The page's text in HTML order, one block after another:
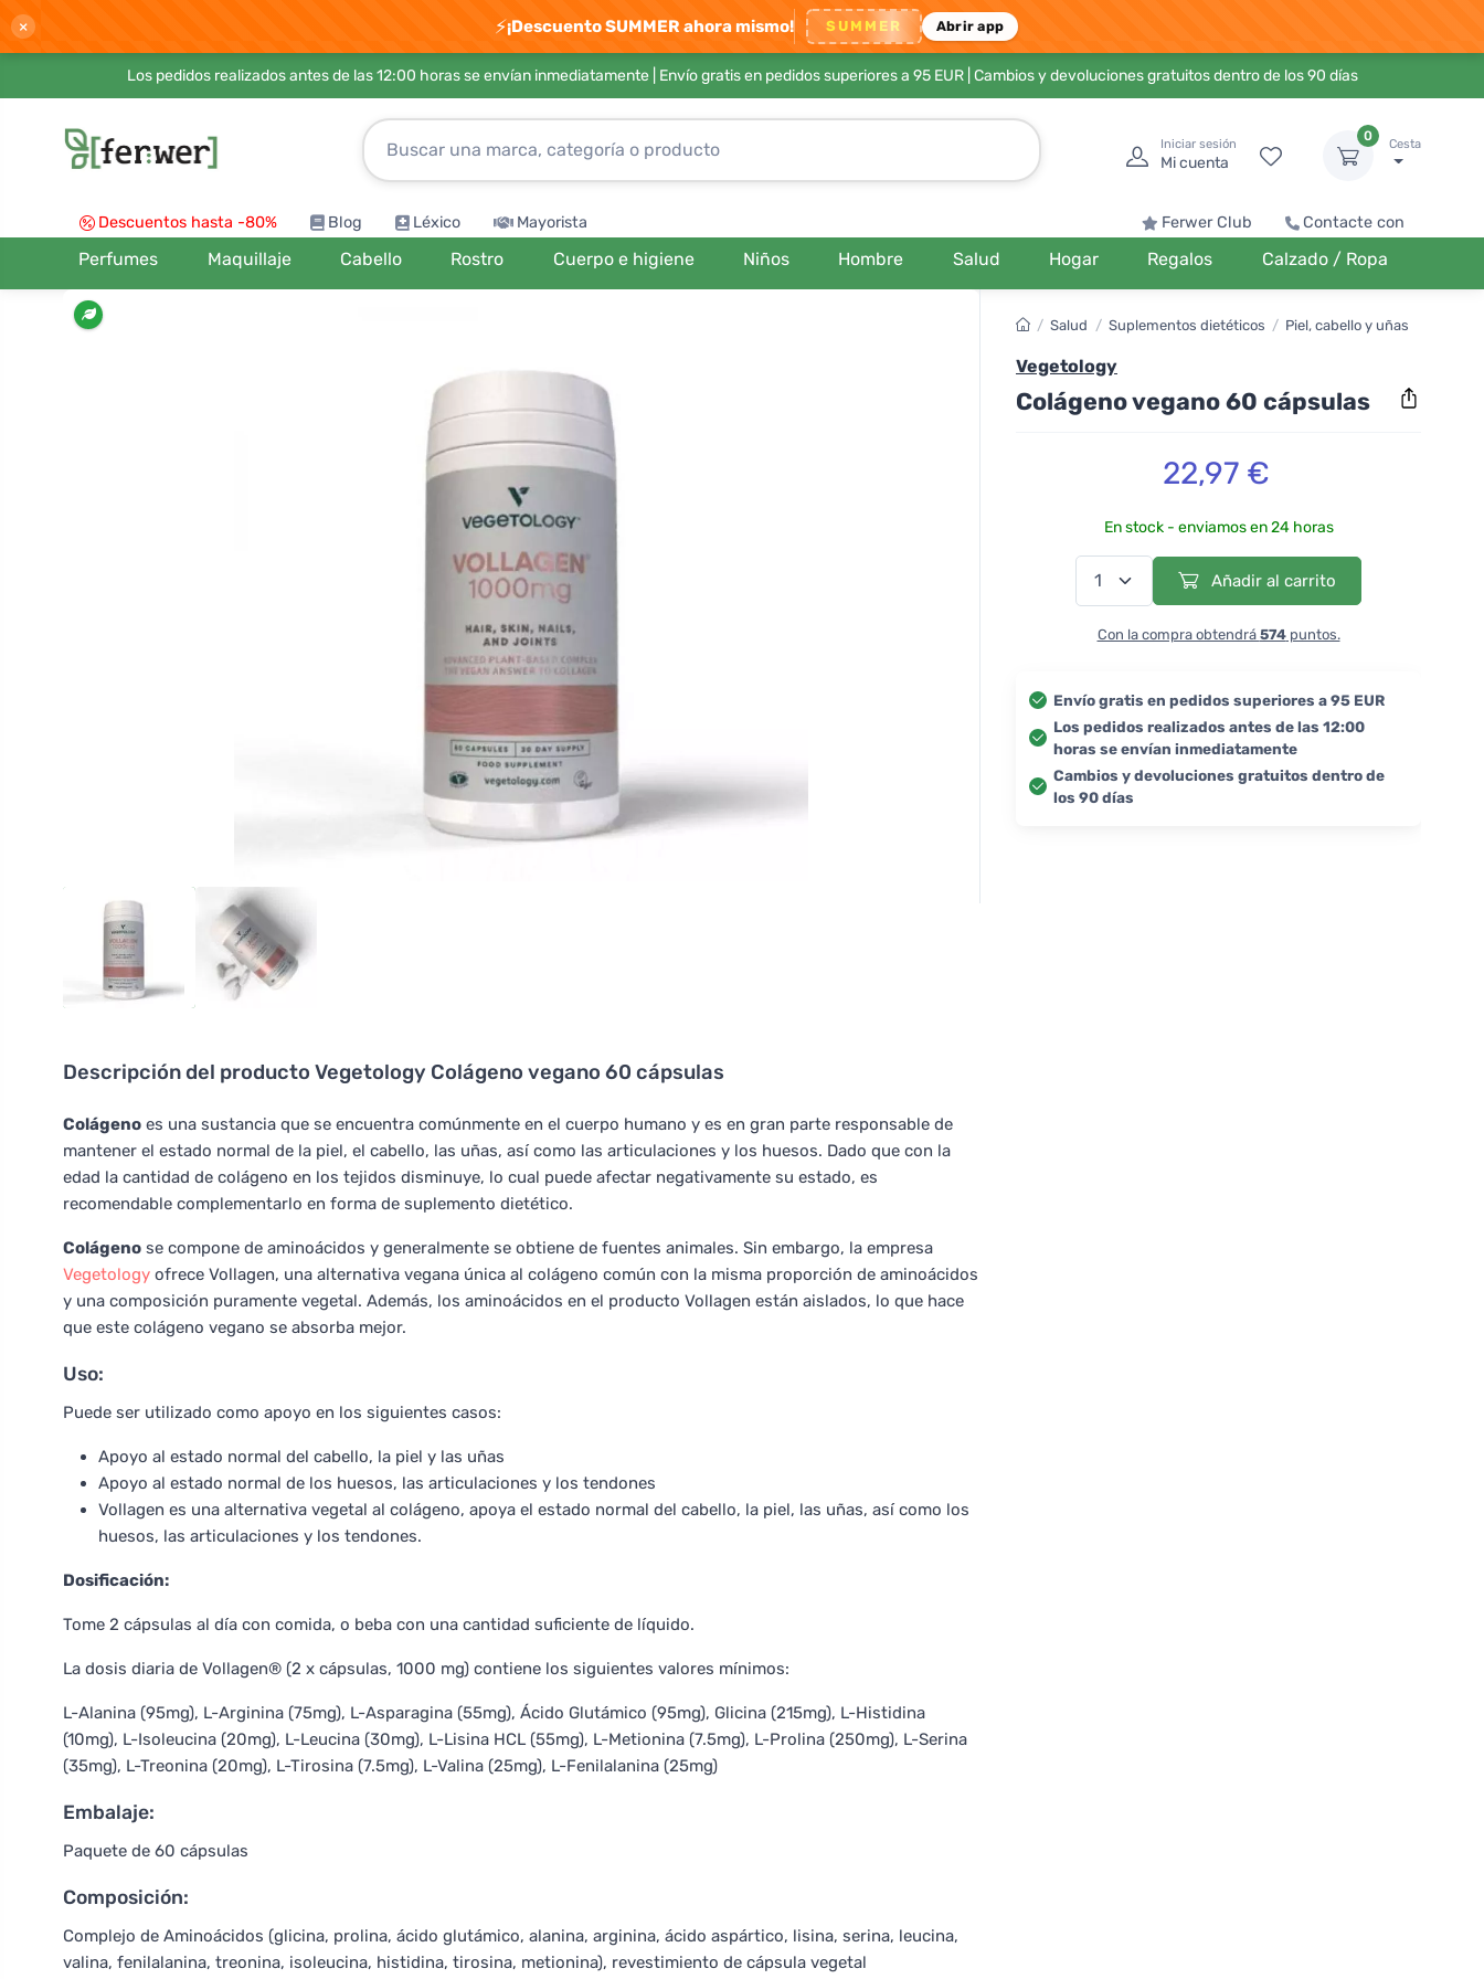
× ⚡¡Descuento SUMMER ahora mismo! SUMMER Abrir app
Los pedidos realizados antes de las 12:00 horas se envían inmediatamente | Envío gratis en pedidos superiores a 95 EUR| Cambios y devoluciones gratuitos dentro de los 90 días
Iniciar sesión
Mi cuenta
0
Cesta
Descuentos hasta -80% Blog Léxico Mayorista Ferwer Club Contacte con
Perfumes Maquillaje Cabello Rostro Cuerpo e higiene Niños Hombre Salud Hogar Regalos Calzado / Ropa
Descripción del producto Vegetology Colágeno vegano 60 cápsulas
Colágeno es una sustancia que se encuentra comúnmente en el cuerpo humano y es en gran parte responsable de
mantener el estado normal de la piel, el cabello, las uñas, así como las articulaciones y los huesos. Dado que con la
edad la cantidad de colágeno en los tejidos disminuye, lo cual puede afectar negativamente su estado, es
recomendable complementarlo en forma de suplemento dietético.
Colágeno se compone de aminoácidos y generalmente se obtiene de fuentes animales. Sin embargo, la empresa
Vegetology ofrece Vollagen, una alternativa vegana única al colágeno común con la misma proporción de aminoácidos
y una composición puramente vegetal. Además, los aminoácidos en el producto Vollagen están aislados, lo que hace
que este colágeno vegano se absorba mejor.
Uso:
Puede ser utilizado como apoyo en los siguientes casos:
Apoyo al estado normal del cabello, la piel y las uñas
Apoyo al estado normal de los huesos, las articulaciones y los tendones
Vollagen es una alternativa vegetal al colágeno, apoya el estado normal del cabello, la piel, las uñas, así como los
huesos, las articulaciones y los tendones.
Dosificación:
Tome 2 cápsulas al día con comida, o beba con una cantidad suficiente de líquido.
La dosis diaria de Vollagen® (2 x cápsulas, 1000 mg) contiene los siguientes valores mínimos:
L-Alanina (95mg), L-Arginina (75mg), L-Asparagina (55mg), Ácido Glutámico (95mg), Glicina (215mg), L-Histidina
(10mg), L-Isoleucina (20mg), L-Leucina (30mg), L-Lisina HCL (55mg), L-Metionina (7.5mg), L-Prolina (250mg), L-Serina
(35mg), L-Treonina (20mg), L-Tirosina (7.5mg), L-Valina (25mg), L-Fenilalanina (25mg)
Embalaje:
Paquete de 60 cápsulas
Composición:
Complejo de Aminoácidos (glicina, prolina, ácido glutámico, alanina, arginina, ácido aspártico, lisina, serina, leucina,
valina, fenilalanina, treonina, isoleucina, histidina, tirosina, metionina), revestimiento de cápsula vegetal
/ Salud / Suplementos dietéticos / Piel, cabello y uñas
Vegetology
Colágeno vegano 60 cápsulas
22,97 €
En stock - enviamos en 24 horas
Añadir al carrito
Con la compra obtendrá 574puntos.
Envío gratis en pedidos superiores a 95 EUR
Los pedidos realizados antes de las 12:00
horas se envían inmediatamente
Cambios y devoluciones gratuitos dentro de
los 90 días